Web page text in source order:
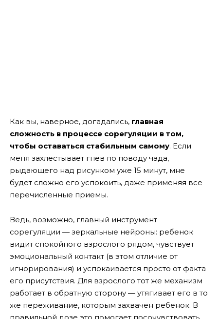
Как вы, наверное, догадались, главная
сложность в процессе сорегуляции в том,
чтобы оставаться стабильным самому. Если
меня захлестывает гнев по поводу чада,
рыдающего над рисунком уже 15 минут, мне
будет сложно его успокоить, даже применяя все
перечисленные приемы.
Ведь, возможно, главный инструмент
сорегуляции — зеркальные нейроны: ребенок
видит спокойного взрослого рядом, чувствует
эмоциональный контакт (в этом отличие от
игнорирования) и успокаивается просто от факта
его присутствия. Для взрослого тот же механизм
работает в обратную сторону — утягивает его в то
же переживание, которым захвачен ребенок. В